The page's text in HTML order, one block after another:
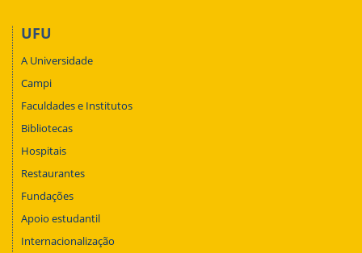
UFU
A Universidade
Campi
Faculdades e Institutos
Bibliotecas
Hospitais
Restaurantes
Fundações
Apoio estudantil
Internacionalização